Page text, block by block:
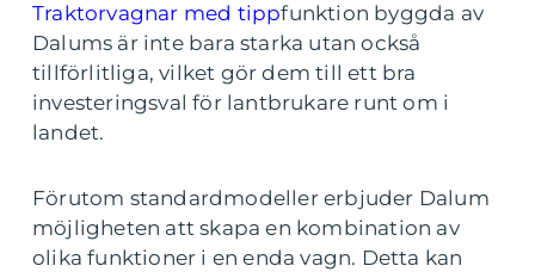
Traktorvagnar med tippfunktion byggda av
Dalums är inte bara starka utan också
tillförlitliga, vilket gör dem till ett bra
investeringsval för lantbrukare runt om i
landet.
Förutom standardmodeller erbjuder Dalum
möjligheten att skapa en kombination av
olika funktioner i en enda vagn. Detta kan